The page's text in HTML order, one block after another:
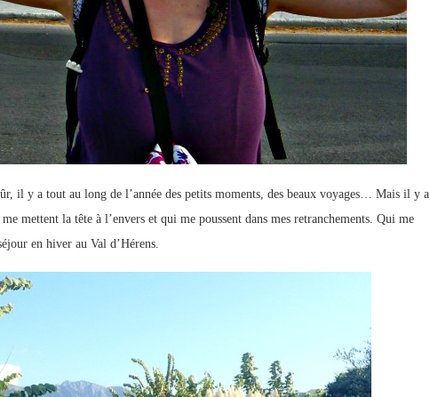
il y a tout au long de l’année des petits moments, des beaux voyages… Mais il y a
mettent la tête à l’envers et qui me poussent dans mes retranchements. Qui me
en hiver au Val d’Hérens.